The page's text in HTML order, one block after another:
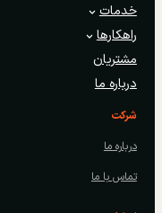
خدمات
راهکارها
مشتریان
درباره ما
شرکت
درباره ما
تماس با ما